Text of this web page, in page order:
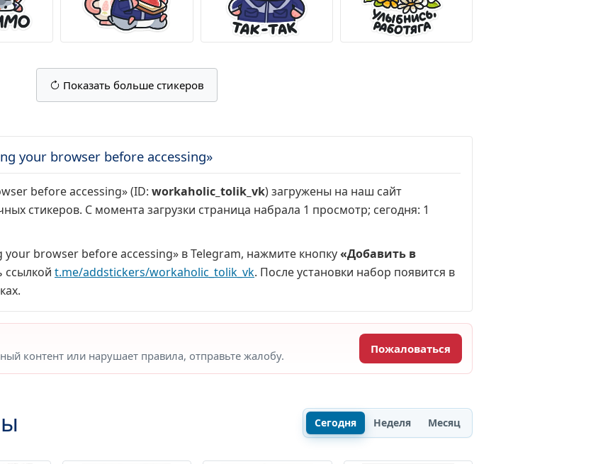
Показать больше стикеров
your browser before accessing»
before accessing» (ID: workaholic_tolik_vk) загружены на наш сайт
стикеров. С момента загрузки страница набрала 1 просмотр; сегодня: 1
your browser before accessing» в Telegram, нажмите кнопку«Добавить в
ссылкой t.me/addstickers/workaholic_tolik_vk. После установки набор появится в
контент или нарушает правила, отправьте жалобу. Пожаловаться
Сегодня Неделя Месяц